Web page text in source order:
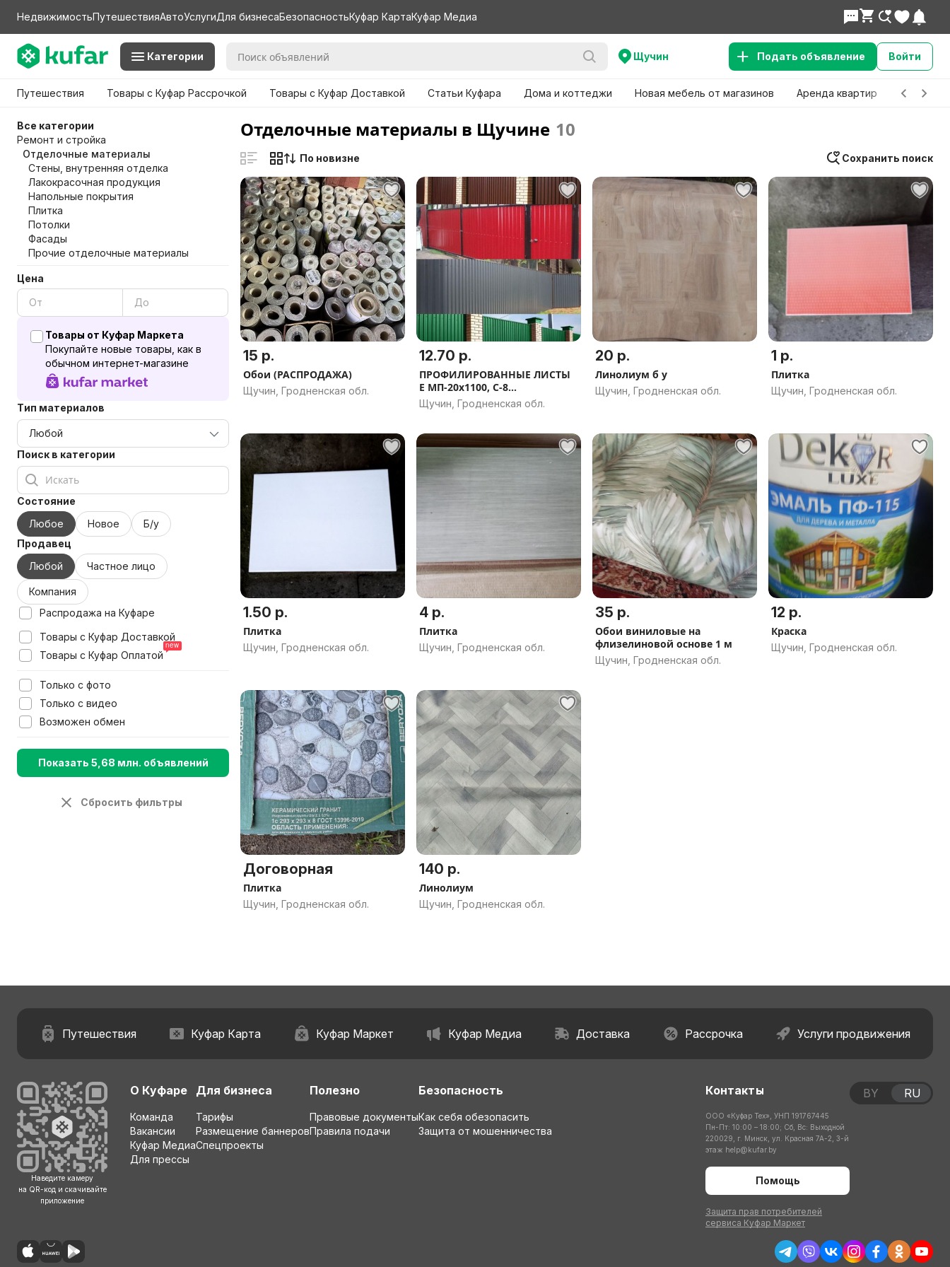
НедвижимостьПутешествияАвтоУслугиДля бизнесаБезопасностьКуфар КартаКуфар Медиа
Категории Щучин Подать объявление Войти
Путешествия Товары с Куфар Рассрочкой Товары с Куфар Доставкой Статьи Куфара Дома и коттеджи Новая мебель от магазинов Аренда квартир Детские
Все категории
Ремонт и стройка
Отделочные материалы
Стены, внутренняя отделка
Лакокрасочная продукция
Напольные покрытия
Плитка
Потолки
Фасады
Прочие отделочные материалы
Цена
Товары от Куфар Маркета
Покупайте новые товары, как в
обычном интернет-магазине
Тип материалов
Поиск в категории
Состояние
Любое
Новое
Б/у
Продавец
Любой
Частное лицо
Компания
Распродажа на Куфаре
Товары с Куфар Доставкой
Товары с Куфар Оплатой
Только с фото
Только с видео
Возможен обмен
Показать 5,68 млн. объявлений
Сбросить фильтры
Отделочные материалы в Щучине 10
Сохранить поиск
По новизне
15 р.
Обои (РАСПРОДАЖА)
Щучин, Гродненская обл.
12.70 р.
ПРОФИЛИРОВАННЫЕ ЛИСТЫ
Е МП-20x1100, С-8...
Щучин, Гродненская обл.
20 р.
Линолиум б у
Щучин, Гродненская обл.
1 р.
Плитка
Щучин, Гродненская обл.
1.50 р.
Плитка
Щучин, Гродненская обл.
4 р.
Плитка
Щучин, Гродненская обл.
35 р.
Обои виниловые на
флизелиновой основе 1 м
Щучин, Гродненская обл.
12 р.
Краска
Щучин, Гродненская обл.
Договорная
Плитка
Щучин, Гродненская обл.
140 р.
Линолиум
Щучин, Гродненская обл.
Путешествия Куфар Карта Куфар Маркет Куфар Медиа Доставка Рассрочка Услуги продвижения
Наведите камеру
на QR-код и скачивайте
приложение
О Куфаре
Команда
Вакансии
Куфар Медиа
Для прессы
Для бизнеса
Тарифы
Размещение баннеров
Спецпроекты
Полезно
Правовые документы
Правила подачи
Безопасность
Как себя обезопасить
Защита от мошенничества
Контакты
ООО «Куфар Тех», УНП 191767445
Пн-Пт: 10:00 – 18:00; Сб, Вс: Выходной
220029, г. Минск, ул. Красная 7А-2, 3-й
этаж help@kufar.by
Помощь
Защита прав потребителей
сервиса Куфар Маркет
BY RU